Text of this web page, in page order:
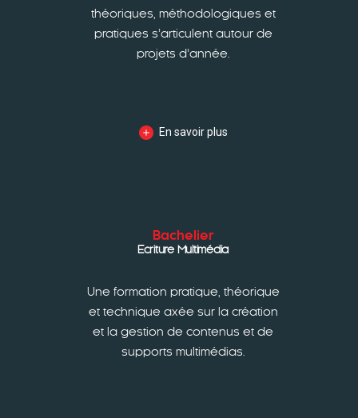
théoriques, méthodologiques et
pratiques s’articulent autour de
projets d’année.
En savoir plus
Bachelier
Ecriture Multimédia
Une formation pratique, théorique
et technique axée sur la création
et la gestion de contenus et de
supports multimédias.